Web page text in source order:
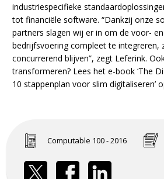
industriespecifieke
tot financiële software. “Dankzij onze
partners slagen wij er in om de voor-
bedrijfsvoering compleet te integreren,
concurrerend blijven”, zegt Leferink.
transformeren? Lees het e-book ‘The
10 stappenplan voor slim digitaliseren’
Computable 100 - 2016